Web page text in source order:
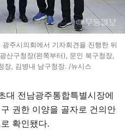
주시의회에서 기자회견을 진행한 뒤
산구청장(왼쪽부터), 문인 북구청장,
장, 김병내 남구청장. /뉴시스
대 전남광주통합특별시장에
권한 이양을 골자로 건의안
확인됐다.